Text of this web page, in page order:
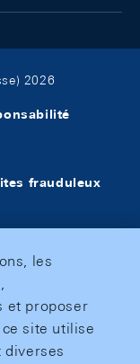
2026
frauduleux
les
et proposer
site utilise
diverses